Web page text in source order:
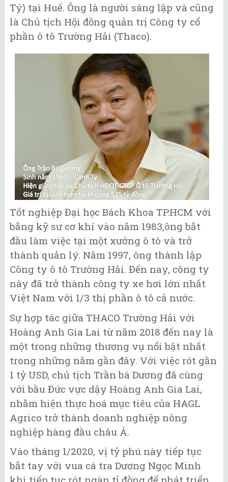
Tý) tại Huế. Ông là người sáng lập và cũng
là Chủ tịch Hội đồng quản trị Công ty cổ
phần ô tô Trường Hải (Thaco).
Tốt nghiệp Đại học Bách Khoa TP.HCM với
bằng kỹ sư cơ khí vào năm 1983,ông bắt
đầu làm việc tại một xưởng ô tô và trở
thành quản lý. Năm 1997, ông thành lập
Công ty ô tô Trường Hải. Đến nay, công ty
này đã trở thành công ty xe hơi lớn nhất
Việt Nam với 1/3 thị phần ô tô cả nước.
Sự hợp tác giữa THACO Trường Hải với
Hoàng Anh Gia Lai từ năm 2018 đến nay là
một trong những thương vụ nổi bật nhất
trong những năm gần đây. Với việc rót gần
1 tỷ USD, chủ tịch Trần bá Dương đã cùng
với bầu Đức vực dậy Hoàng Anh Gia Lai,
nhằm hiện thực hoá mục tiêu của HAGL
Agrico trở thành doanh nghiệp nông
nghiệp hàng đầu châu Á.
Vào tháng 1/2020, vị tỷ phú này tiếp tục
bắt tay với vua cá tra Dương Ngọc Minh